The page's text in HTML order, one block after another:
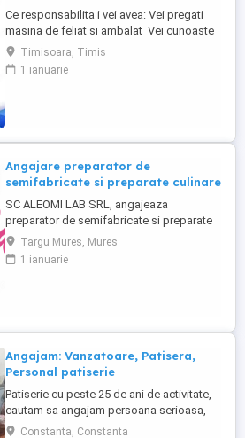
Ce responsabilita i vei avea: Vei pregati
masina de feliat si ambalat Vei cunoaste
caracteristicile masinii de feliat si ambalat,
precum si a spirei de raciere Vei urmari
reglajul mecanic al utilajelor Vei
Timisoara, Timis
1 ianuarie
Angajare preparator de
semifabricate si preparate culinare
SC ALEOMI LAB SRL, angajeaza
preparator de semifabricate si preparate
culinare. Este disponibil un singur loc de
munca in localitatea Targu Mures, Str.
Ciucului nr. 12. Se ofera salariu minim pe
Targu Mures, Mures
1 ianuarie
Angajam: Vanzatoare, Patisera,
Personal patiserie
Patiserie cu peste 25 de ani de activitate,
cautam sa angajam persoana serioasa,
amabila,care sa ne ajute in activitatea de
Constanta, Constanta